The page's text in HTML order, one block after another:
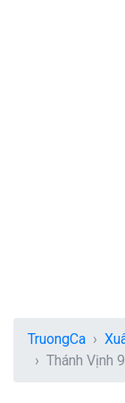
TruongCa
Thánh Vịnh